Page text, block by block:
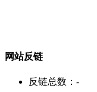
网站反链
反链总数： -